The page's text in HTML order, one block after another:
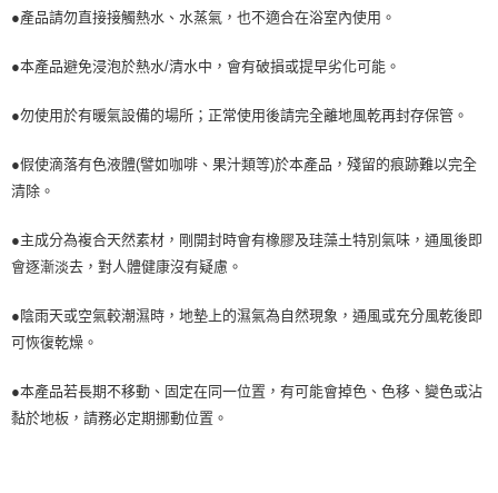
●產品請勿直接接觸熱水、水蒸氣，也不適合在浴室內使用。
●本產品避免浸泡於熱水/清水中，會有破損或提早劣化可能。
●勿使用於有暖氣設備的場所；正常使用後請完全離地風乾再封存保管。
●假使滴落有色液體(譬如咖啡、果汁類等)於本產品，殘留的痕跡難以完全
清除。
●主成分為複合天然素材，剛開封時會有橡膠及珪藻土特別氣味，通風後即
會逐漸淡去，對人體健康沒有疑慮。
●陰雨天或空氣較潮濕時，地墊上的濕氣為自然現象，通風或充分風乾後即
可恢復乾燥。
●本產品若長期不移動、固定在同一位置，有可能會掉色、色移、變色或沾
黏於地板，請務必定期挪動位置。